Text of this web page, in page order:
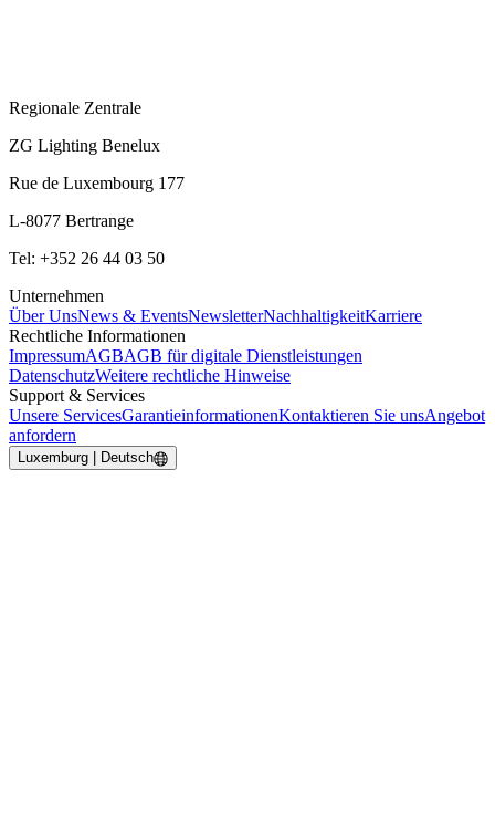
Regionale Zentrale
ZG Lighting Benelux
Rue de Luxembourg 177
L-8077 Bertrange
Tel: +352 26 44 03 50
Unternehmen
Über UnsNews & EventsNewsletterNachhaltigkeitKarriere
Rechtliche Informationen
ImpressumAGBAGB für digitale Dienstleistungen
DatenschutzWeitere rechtliche Hinweise
Support & Services
Unsere ServicesGarantieinformationenKontaktieren Sie unsAngebot
anfordern
Luxemburg | Deutsch